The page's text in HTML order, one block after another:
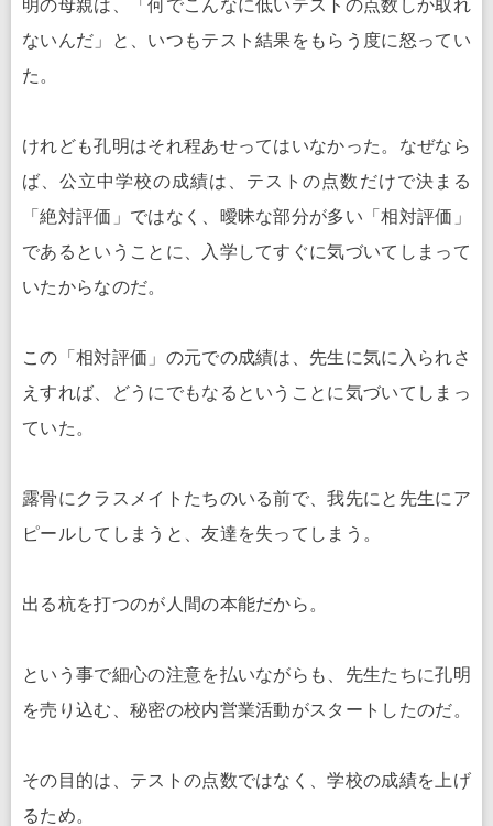
明の母親は、「何でこんなに低いテストの点数しか取れ
ないんだ」と、いつもテスト結果をもらう度に怒ってい
た。
けれども孔明はそれ程あせってはいなかった。なぜなら
ば、公立中学校の成績は、テストの点数だけで決まる
「絶対評価」ではなく、曖昧な部分が多い「相対評価」
であるということに、入学してすぐに気づいてしまって
いたからなのだ。
この「相対評価」の元での成績は、先生に気に入られさ
えすれば、どうにでもなるということに気づいてしまっ
ていた。
露骨にクラスメイトたちのいる前で、我先にと先生にア
ピールしてしまうと、友達を失ってしまう。
出る杭を打つのが人間の本能だから。
という事で細心の注意を払いながらも、先生たちに孔明
を売り込む、秘密の校内営業活動がスタートしたのだ。
その目的は、テストの点数ではなく、学校の成績を上げ
るため。